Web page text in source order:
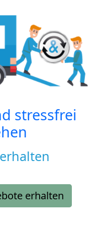
stressfrei
erhalten